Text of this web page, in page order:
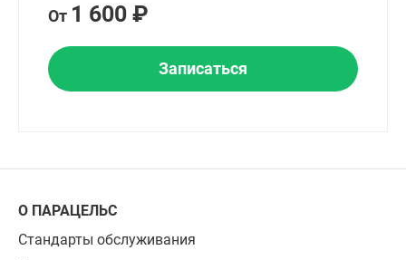
От 1 600 ₽
Записаться
О ПАРАЦЕЛЬС
Стандарты обслуживания